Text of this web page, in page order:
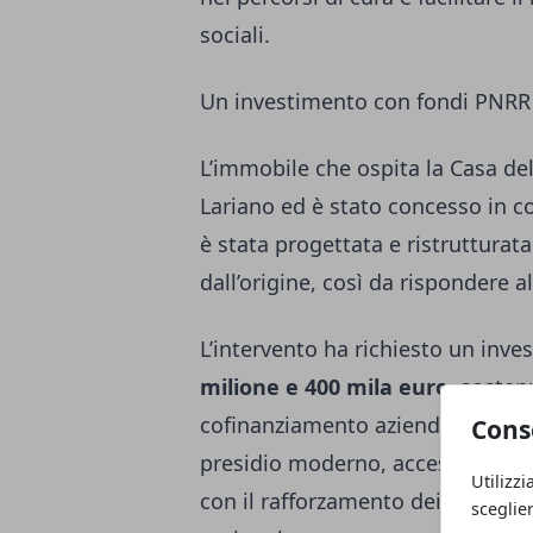
sociali.
Un investimento con fondi
L’immobile che ospita la Casa
Lariano ed è stato concesso in
è stata progettata e
dall’origine, così da rispondere
L’intervento ha richiesto un
milione e 400 mila euro,
cofinanziamento aziendale. Le
presidio moderno, accessibile e
con il rafforzamento dei servizi